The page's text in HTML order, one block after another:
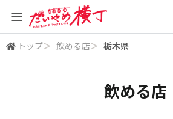
全体検索
トップ＞ 飲める店＞ 栃木県
飲める店